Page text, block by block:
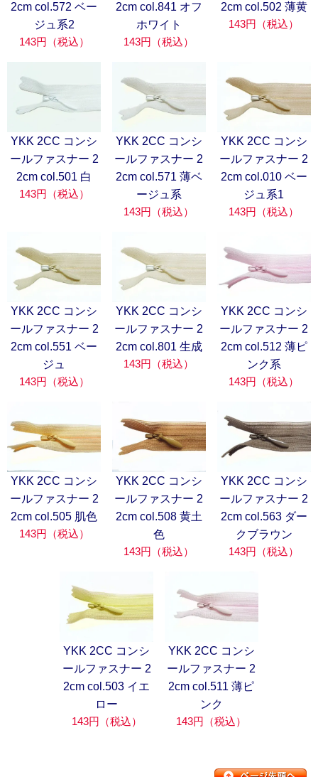
2cm col.572 ベー
ジュ系2
143円（税込）
2cm col.841 オフ
ホワイト
143円（税込）
2cm col.502 薄黄
143円（税込）
YKK 2CC コンシ
ールファスナー 2
2cm col.501 白
143円（税込）
YKK 2CC コンシ
ールファスナー 2
2cm col.571 薄ベ
ージュ系
143円（税込）
YKK 2CC コンシ
ールファスナー 2
2cm col.010 ベー
ジュ系1
143円（税込）
YKK 2CC コンシ
ールファスナー 2
2cm col.551 ベー
ジュ
143円（税込）
YKK 2CC コンシ
ールファスナー 2
2cm col.801 生成
143円（税込）
YKK 2CC コンシ
ールファスナー 2
2cm col.512 薄ピ
ンク系
143円（税込）
YKK 2CC コンシ
ールファスナー 2
2cm col.505 肌色
143円（税込）
YKK 2CC コンシ
ールファスナー 2
2cm col.508 黄土
色
143円（税込）
YKK 2CC コンシ
ールファスナー 2
2cm col.563 ダー
クブラウン
143円（税込）
YKK 2CC コンシ
ールファスナー 2
2cm col.503 イエ
ロー
143円（税込）
YKK 2CC コンシ
ールファスナー 2
2cm col.511 薄ピ
ンク
143円（税込）